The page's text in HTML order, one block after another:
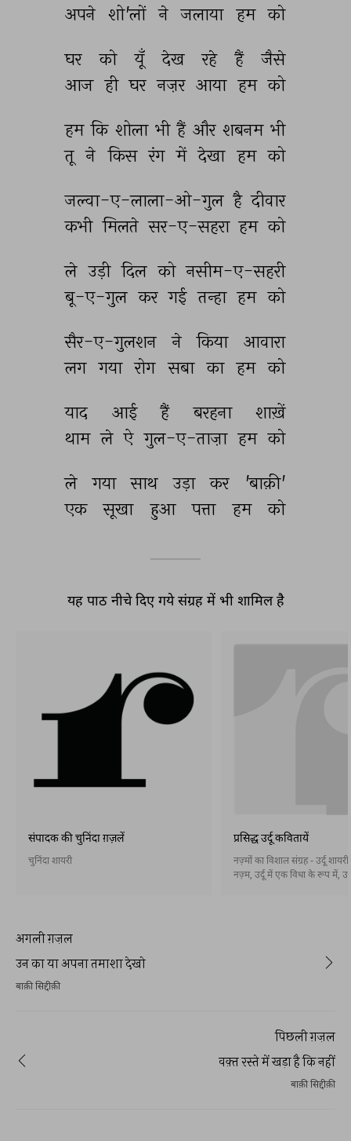
अपने शो'लों ने जलाया हम को
घर को यूँ देख रहे हैं
जैसे
आज ही घर नज़र आया हम को
हम कि शोला भी हैं और शबनम भी
तू ने किस रंग में देखा हम को
जल्वा-ए-लाला-ओ-गुल है दीवार
कभी मिलते सर-ए-सहरा हम को
ले उड़ी दिल को नसीम-ए-सहरी
बू-ए-गुल कर गई तन्हा हम को
सैर-ए-गुलशन ने किया
आवारा
लग गया रोग सबा का हम को
याद आई हैं बरहना
शाख़ें
थाम ले ऐ गुल-ए-ताज़ा हम को
ले गया साथ उड़ा कर
'बाक़ी'
एक
सूखा हुआ पत्ता हम को
यह पाठ नीचे दिए गये संग्रह में भी शामिल है
संपादक की चुनिंदा ग़ज़लें
चुनिंदा शायरी
प्रसिद्ध उर्दू कवितायें
नज़्मों का विशाल संग्रह - उर्दू
नज़्म, उर्दू में एक विधा के रूप में,
अगली ग़ज़ल
उन का या अपना तमाशा देखो
बाक़ी सिद्दीक़ी
पिछली ग़ज़ल
वक़्त रस्ते में खड़ा है कि नहीं
बाक़ी सिद्दीक़ी